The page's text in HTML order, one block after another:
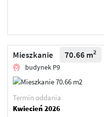
Mieszkanie 70.66 m2
budynek P9
Termin oddania
Kwiecień 2026